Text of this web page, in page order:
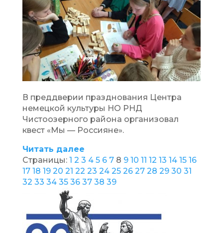
В преддверии празднования Центра
немецкой культуры НО РНД
Чистоозерного района организовал
квест «Мы — Россияне».
Читать далее
Страницы: 1 2 3 4 5 6 7 8 9 10 11 12 13 14 15 16
17 18 19 20 21 22 23 24 25 26 27 28 29 30 31
32 33 34 35 36 37 38 39